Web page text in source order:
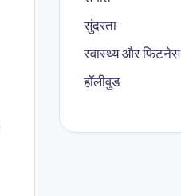
सुंदरता
स्वास्थ्य और फिटनेस
हॉलीवुड